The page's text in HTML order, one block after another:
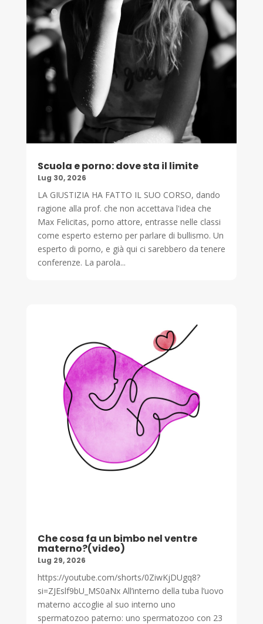
Scuola e porno: dove sta il limite
Lug 30, 2026
LA GIUSTIZIA HA FATTO IL SUO CORSO, dando
ragione alla prof. che non accettava l'idea che
Max Felicitas, porno attore, entrasse nelle classi
come esperto esterno per parlare di bullismo. Un
esperto di porno, e già qui ci sarebbero da tenere
conferenze. La parola...
Che cosa fa un bimbo nel ventre
materno?(video)
Lug 29, 2026
https://youtube.com/shorts/0ZiwKjDUgq8?
si=ZJEslf9bU_MS0aNx All’interno della tuba l’uovo
materno accoglie al suo interno uno
spermatozoo paterno: uno spermatozoo con 23